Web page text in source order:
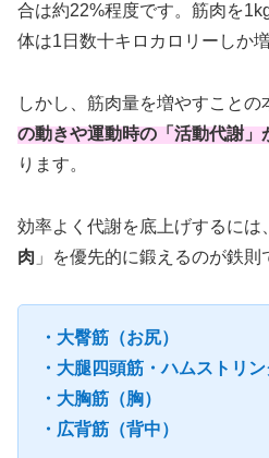
合は約22%程度です。筋肉を
体は1日数十キロカロリーしか増
しかし、筋肉量を増やすことの
の動きや運動時の「 活動代謝
ります。
効率よく代謝を底上げするには
肉 」を優先的に鍛えるのが鉄則
・大臀筋（お尻）
・大腿四頭筋・ハムストリン
・大胸筋（胸）
・広背筋（背中）